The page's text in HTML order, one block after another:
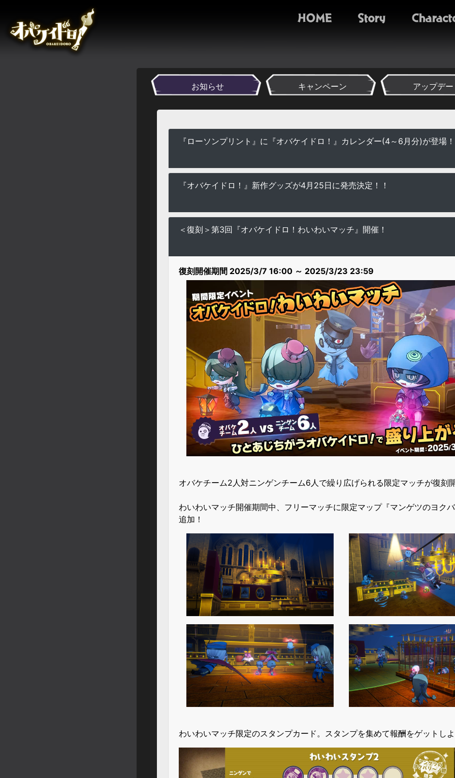
お知らせ キャンペーン アップデ
『ローソンプリント』に『オバケイドロ！』カレンダー(4～6月分)が登場！
『オバケイドロ！』新作グッズが4月25日に発売決定！！
＜復刻＞第3回『オバケイドロ！わいわいマッチ』開催！
復刻開催期間 2025/3/7 16:00 ～ 2025/3/23 23:59
オバケチーム2人対ニンゲンチーム6人で繰り広げられる限定マッチが復刻
わいわいマッチ開催期間中、フリーマッチに限定マップ『マンゲツのヨク
追加！
わいわいマッチ限定のスタンプカード。スタンプを集めて報酬をゲットし